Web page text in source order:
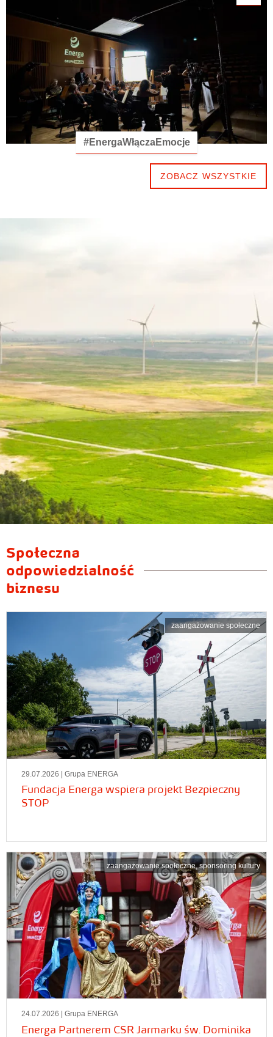
#EnergaWłączaEmocje
ZOBACZ WSZYSTKIE
Społeczna
odpowiedzialność
biznesu
zaangażowanie społeczne
29.07.2026 | Grupa ENERGA
Fundacja Energa wspiera projekt Bezpieczny
STOP
zaangażowanie społeczne,sponsoring kultury
24.07.2026 | Grupa ENERGA
Energa Partnerem CSR Jarmarku św. Dominika